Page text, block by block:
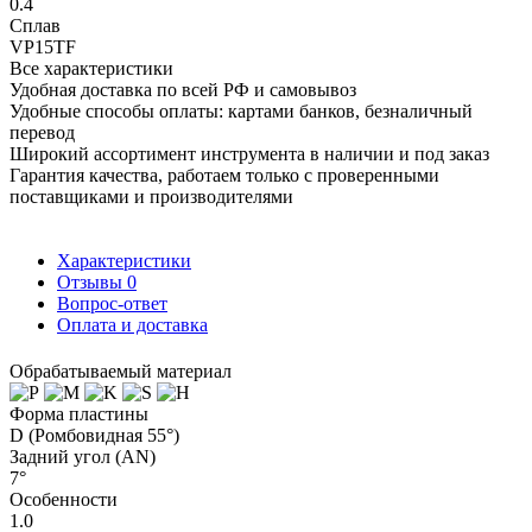
Сплав
VP15TF
Все характеристики
Удобная доставка по всей РФ и самовывоз
Удобные способы оплаты: картами банков, безналичный
перевод
Широкий ассортимент инструмента в наличии и под заказ
Гарантия качества, работаем только с проверенными
поставщиками и производителями
Характеристики
Отзывы 0
Вопрос-ответ
Оплата и доставка
Обрабатываемый материал
Форма пластины
D (Ромбовидная 55°)
Задний угол (AN)
7°
Особенности
1.0